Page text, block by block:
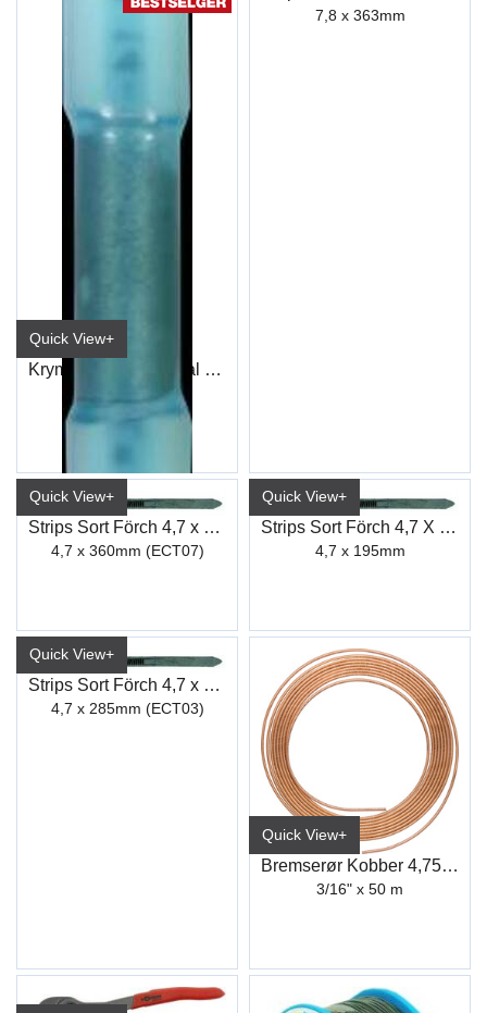
Quick View+
Krympeskjøt Duraseal Blå (100)
7,8 x 363mm
Quick View+
Strips Sort Förch 4,7 x 360mm
4,7 x 360mm (ECT07)
Quick View+
Strips Sort Förch 4,7 X 195mm
4,7 x 195mm
Quick View+
Strips Sort Förch 4,7 x 285mm
4,7 x 285mm (ECT03)
Quick View+
Bremserør Kobber 4,75mm (50M)
3/16" x 50 m